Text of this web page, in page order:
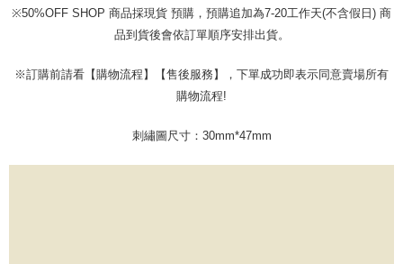
[Terma Penggunaan untuk OP Pay Later]
Perkhidmatan ini disediakan oleh Taiwan Mobile dan tersedia untuk
Jika anda memilih OP Pay Later sebagai kaedah pembayaran, sistem
akan mengarahkan anda secara automatik ke proses transaksi OP Pay
mudah alih anda, memilih bilangan ansuran, dan menetapkan tarikh
AFTEE
1. Dengan memilih AFTEE sebagai kaedah pembayaran, mesej
pengesahan AFTEE akan muncul.
3. Tiada bayaran diperlukan apabila pesanan disahkan. Produk akan
dihantar ke alamat yang ditetapkan.
Pemindahan ATM
※50%OFF SHOP 商品採現貨 預購，預購追加為7-20工作天(不含假日) 商
品到貨後會依訂單順序安排出貨。
※訂購前請看【購物流程】【售後服務】，下單成功即表示同意賣場所有
購物流程!
刺繡圖尺寸：30mm*47mm